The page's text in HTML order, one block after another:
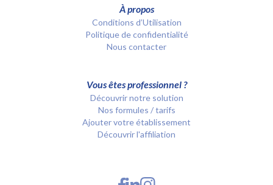
À propos
Conditions d’Utilisation
Politique de confidentialité
Nous contacter
Vous êtes professionnel ?
Découvrir notre solution
Nos formules / tarifs
Ajouter votre établissement
Découvrir l'affiliation